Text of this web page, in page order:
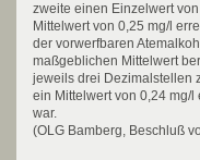
zweite einen Einzelwert
Mittelwert von 0,25 mg/l
der vorwerfbaren
maßgeblichen Mittelwert
jeweils drei Dezimalstellen
ein Mittelwert von 0,24 mg/
war.
(OLG Bamberg, Beschluß